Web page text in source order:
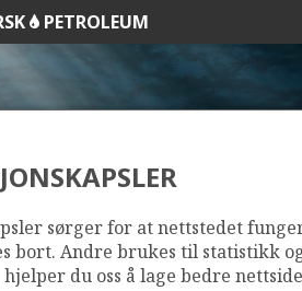
PETROLEUM
529
sørger for at nettstedet
bort. Andre brukes til statistikk
du oss å lage bedre